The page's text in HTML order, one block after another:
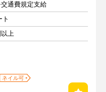
通費規定支給
ト
上
ネイル可